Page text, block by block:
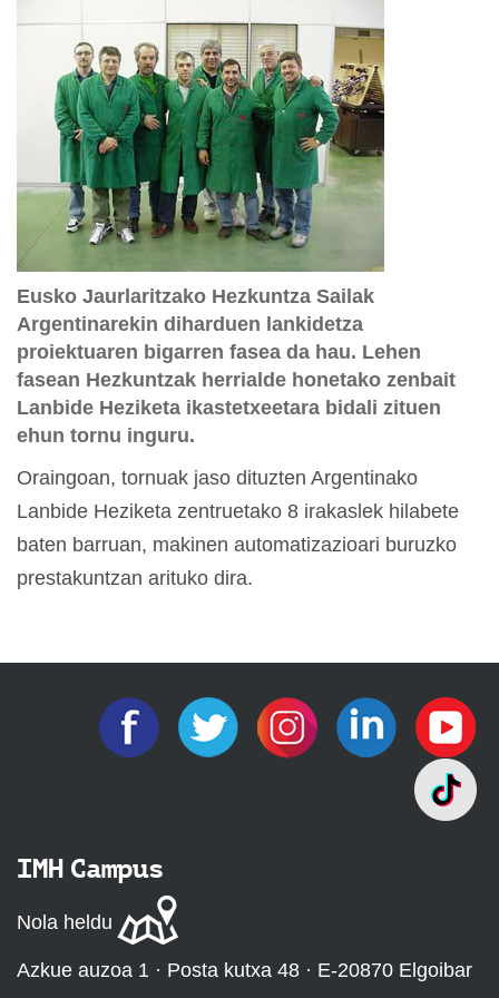
Eusko Jaurlaritzako Hezkuntza Sailak
Argentinarekin diharduen lankidetza
proiektuaren bigarren fasea da hau. Lehen
fasean Hezkuntzak herrialde honetako zenbait
Lanbide Heziketa ikastetxeetara bidali zituen
ehun tornu inguru.
Oraingoan, tornuak jaso dituzten Argentinako
Lanbide Heziketa zentruetako 8 irakaslek hilabete
baten barruan, makinen automatizazioari buruzko
prestakuntzan arituko dira.
IMH Campus
Nola heldu
Azkue auzoa 1 · Posta kutxa 48 · E-20870 Elgoibar